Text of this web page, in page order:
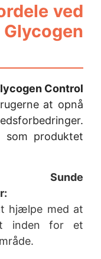
ved
Control
at opnå
produktet
Sunde
hjælpe med at
inden for et